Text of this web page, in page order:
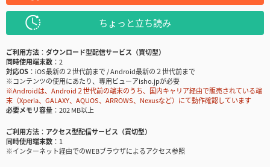
ちょっと立ち読み
ご利用方法
ダウンロード型配信サービス（買切型）
同時使用端末数
2
対応OS
iOS最新の２世代前まで / Android最新の２世代前まで
※コンテンツの使用にあたり、専用ビューアisho.jpが必要
※Androidは、Android２世代前の端末のうち、国内キャリア経由で販売されている端
末（Xperia、GALAXY、AQUOS、ARROWS、Nexusなど）にて動作確認しています
必要メモリ容量
202 MB以上
ご利用方法
アクセス型配信サービス（買切型）
同時使用端末数
1
※インターネット経由でのWEBブラウザによるアクセス参照